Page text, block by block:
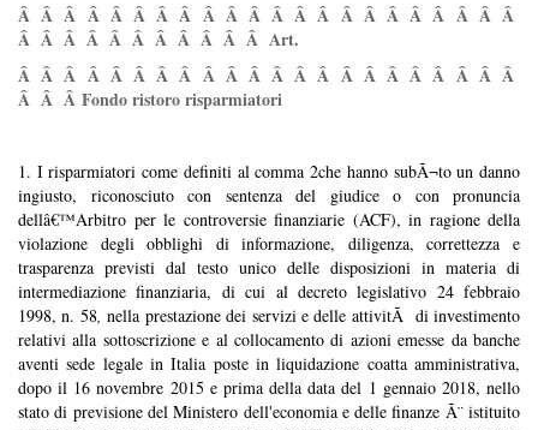
Â Â Â Â Â Â Â Â Â Â Â Â Â Â Â Â Â Â Â Â Â Â
Â Â Â Â Â Â Â Â Â Â Â Art.
Â Â Â Â Â Â Â Â Â Â Â Â Â Â Â Â Â Â Â Â Â Â
Â Â Â Fondo ristoro risparmiatori
1. I risparmiatori come definiti al comma 2che hanno subÃ¬to un danno
ingiusto, riconosciuto con sentenza del giudice o con pronuncia
dellâ€™Arbitro per le controversie finanziarie (ACF), in ragione della
violazione degli obblighi di informazione, diligenza, correttezza e
trasparenza previsti dal testo unico delle disposizioni in materia di
intermediazione finanziaria, di cui al decreto legislativo 24 febbraio
1998, n. 58,nella prestazione dei servizi e delle attivitÃ di investimento
relativi alla sottoscrizione e al collocamento di azioni emesse da banche
aventi sede legale in Italia poste in liquidazione coatta amministrativa,
dopo il 16 novembre 2015 e prima della data del 1 gennaio 2018, nello
stato di previsione del Ministero dell'economia e delle finanze Ã¨ istituito